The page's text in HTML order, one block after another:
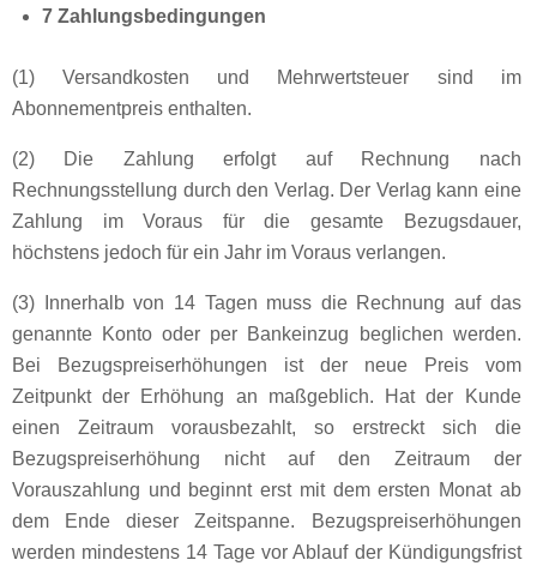
7 Zahlungsbedingungen
(1) Versandkosten und Mehrwertsteuer sind im
Abonnementpreis enthalten.
(2) Die Zahlung erfolgt auf Rechnung nach
Rechnungsstellung durch den Verlag. Der Verlag kann eine
Zahlung im Voraus für die gesamte Bezugsdauer,
höchstens jedoch für ein Jahr im Voraus verlangen.
(3) Innerhalb von 14 Tagen muss die Rechnung auf das
genannte Konto oder per Bankeinzug beglichen werden.
Bei Bezugspreiserhöhungen ist der neue Preis vom
Zeitpunkt der Erhöhung an maßgeblich. Hat der Kunde
einen Zeitraum vorausbezahlt, so erstreckt sich die
Bezugspreiserhöhung nicht auf den Zeitraum der
Vorauszahlung und beginnt erst mit dem ersten Monat ab
dem Ende dieser Zeitspanne. Bezugspreiserhöhungen
werden mindestens 14 Tage vor Ablauf der Kündigungsfrist